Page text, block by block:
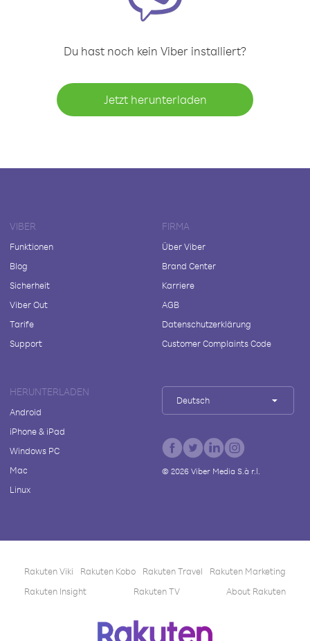
Du hast noch kein Viber installiert?
Jetzt herunterladen
VIBER
Funktionen
Blog
Sicherheit
Viber Out
Tarife
Support
FIRMA
Über Viber
Brand Center
Karriere
AGB
Datenschutzerklärung
Customer Complaints Code
HERUNTERLADEN
Android
iPhone & iPad
Windows PC
Mac
Linux
Deutsch
© 2026Viber Media S.à r.l.
Rakuten Viki Rakuten Kobo Rakuten Travel
Rakuten Marketing
Rakuten Insight
Rakuten TV About Rakuten